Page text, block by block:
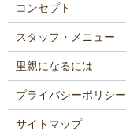
コンセプト
スタッフ・メニュー
里親になるには
プライバシーポリシー
サイトマップ